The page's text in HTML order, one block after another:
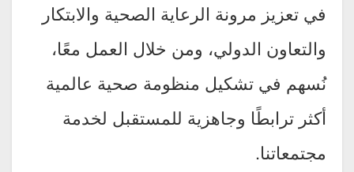
في تعزيز مرونة الرعاية الصحية والابتكار
والتعاون الدولي، ومن خلال العمل معًا،
نُسهم في تشكيل منظومة صحية عالمية
أكثر ترابطًا وجاهزية للمستقبل لخدمة
مجتمعاتنا.